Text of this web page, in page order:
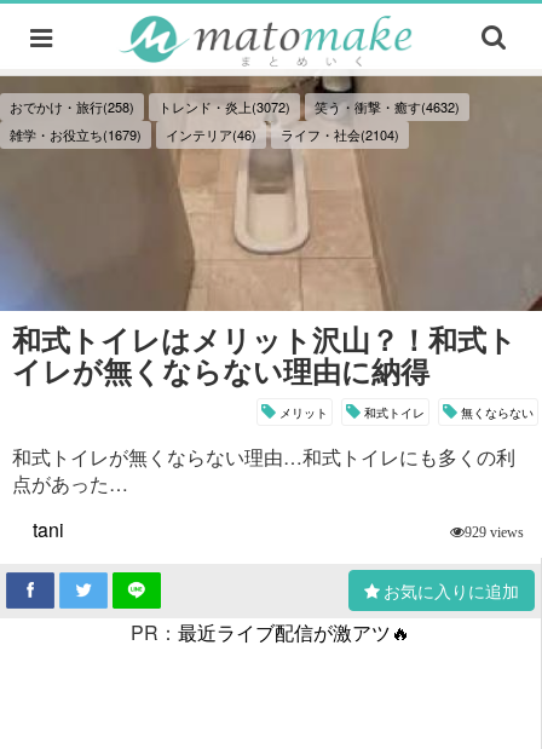
おでかけ・旅行(258) トレンド・炎上(3072)
笑う・衝撃・癒す(4632)
雑学・お役立ち(1679)
インテリア(46) ライフ・社会(2104)
和式トイレはメリット沢山？！和式ト
イレが無くならない理由に納得
メリット 和式トイレ 無くならない
和式トイレが無くならない理由…和式トイレにも多くの利
点があった…
tani
929 views
お気に入りに追加
PR： 最近ライブ配信が激アツ🔥